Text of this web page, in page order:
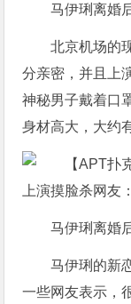
马伊琍离婚
北京机场的
分亲密，并且上
神秘男子戴着口
身材高大，大约
马伊琍离婚
马伊琍的新
一些网友表示，